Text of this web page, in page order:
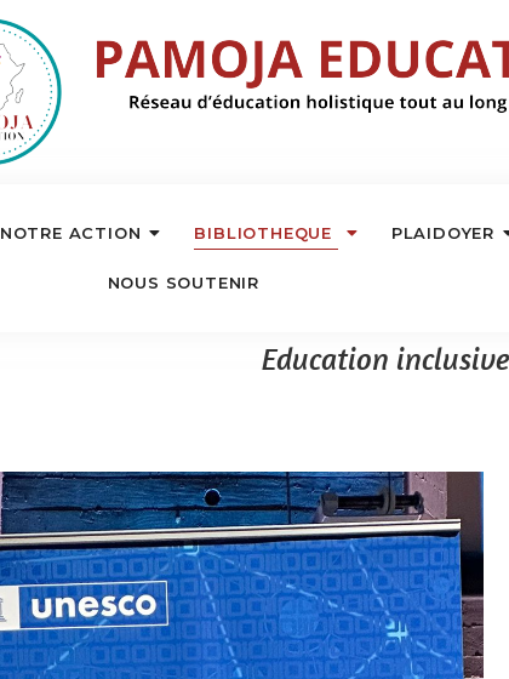
NOTRE ACTION BIBLIOTHEQUE PLAIDOYER
NOUS SOUTENIR
Education